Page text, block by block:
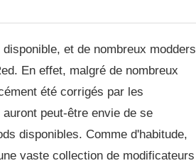
et de nombreux modders
En effet, malgré de nombreux
été corrigés par les
peut-être envie de se
disponibles. Comme d'habitude,
vaste collection de modificateurs